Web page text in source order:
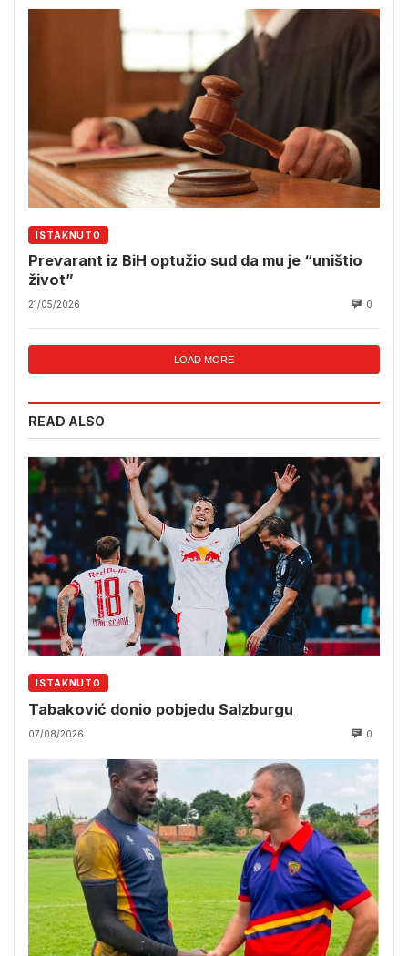
ISTAKNUTO
Prevarant iz BiH optužio sud da mu je “uništio
život”
21/05/2026 0
LOAD MORE
READ ALSO
ISTAKNUTO
Tabaković donio pobjedu Salzburgu
07/08/2026 0